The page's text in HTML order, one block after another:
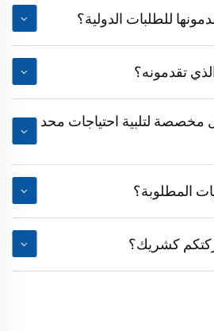
للطلبات الدولية؟
تقدمونه؟
مخصصة لتلبية احتياجات محد
المطلوبة؟
كشريك؟